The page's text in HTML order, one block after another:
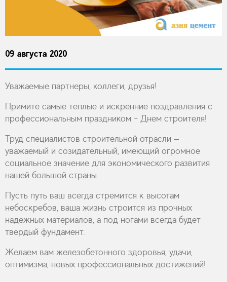
09 августа 2020
Уважаемые партнеры, коллеги, друзья!
Примите самые теплые и искренние поздравления с
профессиональным праздником - Днем строителя!
Труд специалистов строительной отрасли –
уважаемый и созидательный, имеющий огромное
социальное значение для экономического развития
нашей большой страны.
Пусть путь ваш всегда стремится к высотам
небоскребов, ваша жизнь строится из прочных
надежных материалов, а под ногами всегда будет
твердый фундамент.
Желаем вам железобетонного здоровья, удачи,
оптимизма, новых профессиональных достижений!